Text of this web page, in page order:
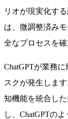
リオが現実化す
は、微調整済み
全なプロセスを確
ChatGPTが業務
スクが発生します
知機能を統合し
し、ChatGPTの